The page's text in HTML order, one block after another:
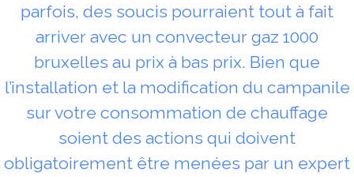
parfois, des soucis pourraient tout à fait
arriver avec un convecteur gaz 1000
bruxelles au prix à bas prix. Bien que
l’installation et la modification du campanile
sur votre consommation de chauffage
soient des actions qui doivent
obligatoirement être menées par un expert